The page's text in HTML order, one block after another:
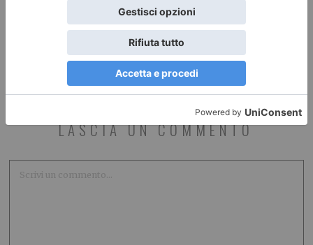
LASCIA UN COMMENTO